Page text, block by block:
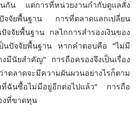
นกัน แต่การที่หน่วยงานกำกับดูแลสั่ง
จจัยพื้นฐาน การที่ตลาดแลกเปลี่ยน
ปัจจัยพื้นฐาน กลไกการสำรองเงินของ
ป็นปัจจัยพื้นฐาน หากคำตอบคือ "ไม่มี
งมีนัยสำคัญ" การถือครองจึงเป็นเรื่อง
ลาดจะมีความผันผวนอย่างไรก็ตาม
ฉันซื้อไม่มีอยู่อีกต่อไปแล้ว" การถือ
งที่ขาดทุน